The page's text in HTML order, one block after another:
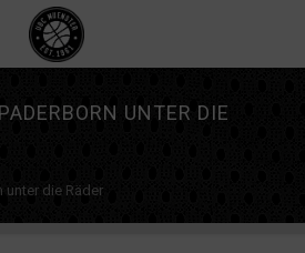
UNTER DIE
unter die Räder